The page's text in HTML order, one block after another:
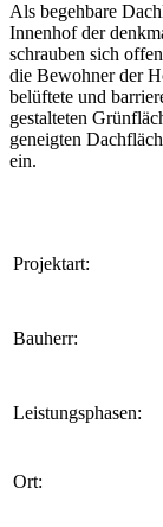
Als begehbare
Innenhof der
schrauben sich
die Bewohner der
belüftete und
gestalteten
geneigten
ein.
Projektart:
Bauherr:
Leistungsphasen:
Ort: